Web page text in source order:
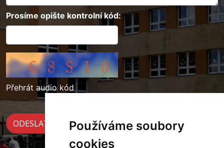
Používáme soubory
cookies
Prosíme opište kontrolní kód:
Přehrát audio kód